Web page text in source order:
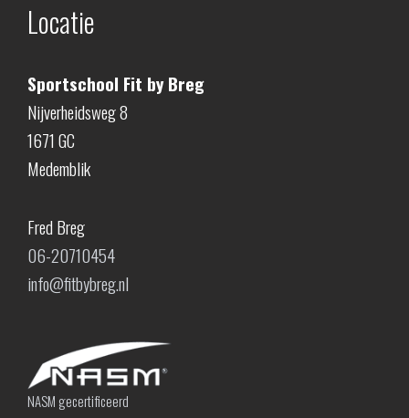
Locatie
Sportschool Fit by Breg
Nijverheidsweg 8
1671 GC
Medemblik
Fred Breg
06-20710454
info@fitbybreg.nl
NASM gecertificeerd